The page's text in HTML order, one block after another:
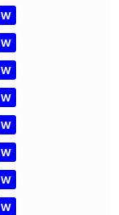
W
W
W
W
W
W
W
W